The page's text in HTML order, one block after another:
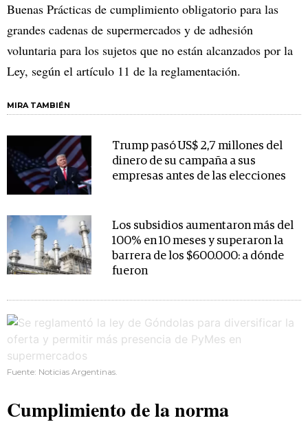
Buenas Prácticas de cumplimiento obligatorio para las
grandes cadenas de supermercados y de adhesión
voluntaria para los sujetos que no están alcanzados por la
Ley, según el artículo 11 de la reglamentación.
MIRA TAMBIÉN
Trump pasó US$ 2,7 millones del
dinero de su campaña a sus
empresas antes de las elecciones
Los subsidios aumentaron más del
100% en 10 meses y superaron la
barrera de los $600.000: a dónde
fueron
Fuente: Noticias Argentinas.
Cumplimiento de la norma